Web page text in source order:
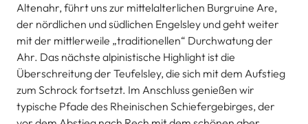
Altenahr, führt uns zur mittelalterlichen Burgruine Are,
der nördlichen und südlichen Engelsley und geht weiter
mit der mittlerweile „traditionellen“ Durchwatung der
Ahr. Das nächste alpinistische Highlight ist die
Überschreitung der Teufelsley, die sich mit dem Aufstieg
zum Schrock fortsetzt. Im Anschluss genießen wir
typische Pfade des Rheinischen Schiefergebirges, der